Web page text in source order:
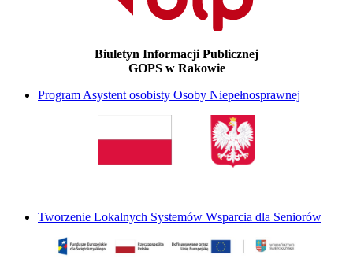
Biuletyn Informacji Publicznej
GOPS w Rakowie
Program Asystent osobisty Osoby Niepełnosprawnej
Tworzenie Lokalnych Systemów Wsparcia dla Seniorów